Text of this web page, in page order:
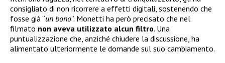
consigliato di non ricorrere a effetti digitali, sostenendo che
fosse già “un bono”. Monetti ha però precisato che nel
filmato non aveva utilizzato alcun filtro. Una
puntualizzazione che, anziché chiudere la discussione, ha
alimentato ulteriormente le domande sul suo cambiamento.